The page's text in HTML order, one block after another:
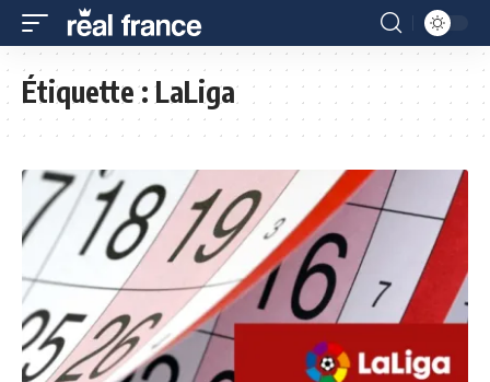
Étiquette :LaLiga